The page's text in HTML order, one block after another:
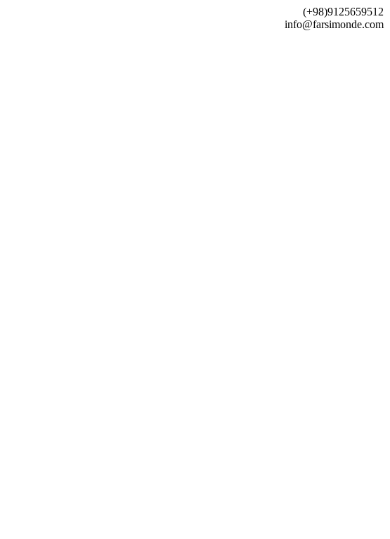
(+98)9125659512
info@farsimonde.com